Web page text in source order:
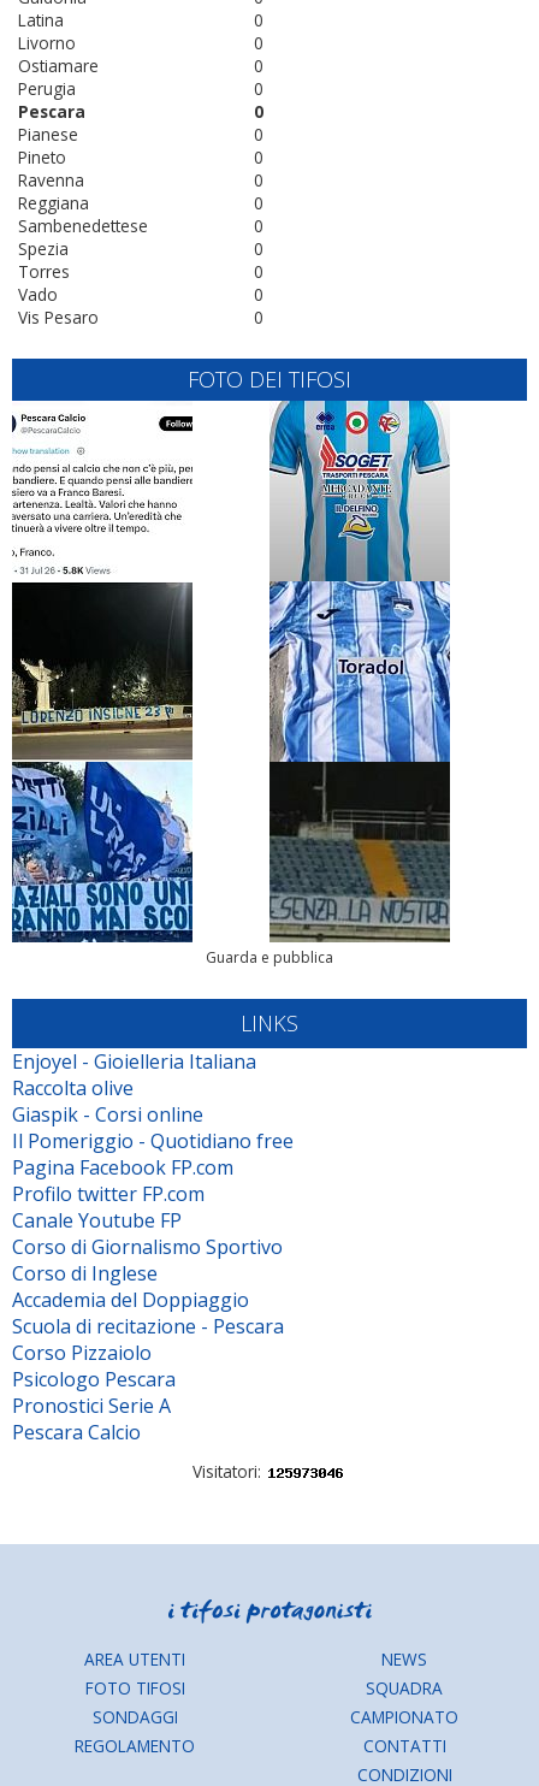
0
Latina
0
Livorno
0
Ostiamare
0
Perugia
0
Pescara
0
Pianese
0
Pineto
0
Ravenna
0
Reggiana
0
Sambenedettese
0
Spezia
0
Torres
0
Vado
0
Vis Pesaro
FOTO DEI TIFOSI
Guarda e pubblica
LINKS
Enjoyel - Gioielleria Italiana
Raccolta olive
Giaspik - Corsi online
Il Pomeriggio - Quotidiano free
Pagina Facebook FP.com
Profilo twitter FP.com
Canale Youtube FP
Corso di Giornalismo Sportivo
Corso di Inglese
Accademia del Doppiaggio
Scuola di recitazione - Pescara
Corso Pizzaiolo
Psicologo Pescara
Pronostici Serie A
Pescara Calcio
Visitatori:
AREA UTENTI
FOTO TIFOSI
SONDAGGI
REGOLAMENTO
NEWS
SQUADRA
CAMPIONATO
CONTATTI
CONDIZIONI